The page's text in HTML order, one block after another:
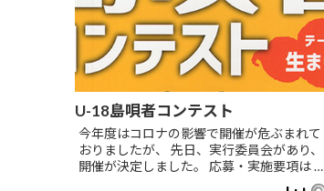
U-18島唄者コンテスト
今年度はコロナの影響で開催が危ぶまれて
おりましたが、 先日、実行委員会があり、
開催が決定しました。 応募・実施要項は …